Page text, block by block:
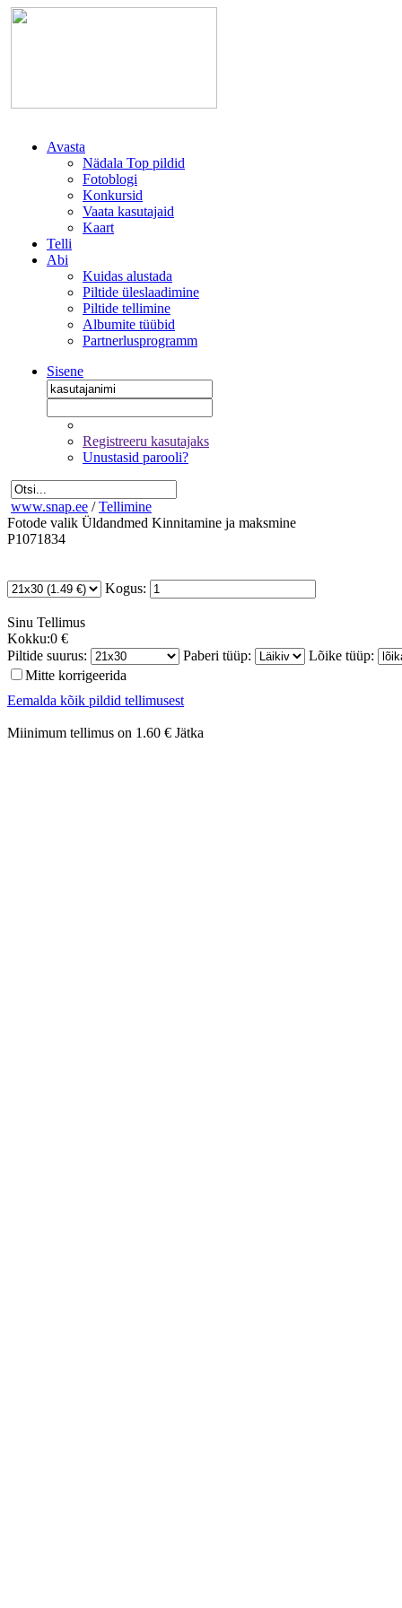
Avasta
Nädala Top pildid
Fotoblogi
Konkursid
Vaata kasutajaid
Kaart
Telli
Abi
Kuidas alustada
Piltide üleslaadimine
Piltide tellimine
Albumite tüübid
Partnerlusprogramm
Sisene
Registreeru kasutajaks
Unustasid parooli?
www.snap.ee / Tellimine
Fotode valik Üldandmed Kinnitamine ja maksmine
P1071834
Kogus:
Sinu Tellimus
Kokku:0 €
Piltide suurus:
Paberi tüüp:
Lõike tüüp:
Mitte korrigeerida
Eemalda kõik pildid tellimusest
Miinimum tellimus on 1.60 € Jätka